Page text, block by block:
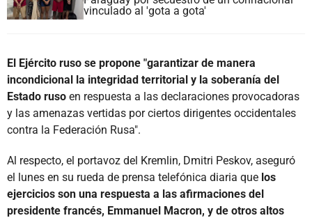
vinculado al 'gota a gota'
El Ejército ruso se propone "garantizar de manera
incondicional la integridad territorial y la soberanía del
Estado ruso en respuesta a las declaraciones provocadoras
y las amenazas vertidas por ciertos dirigentes occidentales
contra la Federación Rusa".
Al respecto, el portavoz del Kremlin, Dmitri Peskov, aseguró
el lunes en su rueda de prensa telefónica diaria que los
ejercicios son una respuesta a las afirmaciones del
presidente francés, Emmanuel Macron, y de otros altos